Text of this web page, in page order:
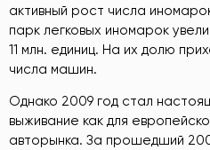
активный рост числа
парк легковых иномарок
11 млн. единиц. На их долю
числа машин.
Однако 2009 год стал
выживание как для
авторынка. За прошедший